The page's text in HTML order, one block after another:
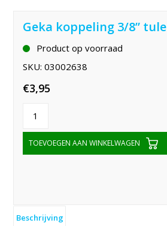
Geka koppeling 3/8” tule
Product op voorraad
SKU:03002638
€3,95
TOEVOEGEN AAN WINKELWAGEN
Beschrijving